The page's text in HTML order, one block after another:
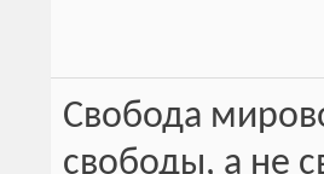
Свобода
свободы, а не